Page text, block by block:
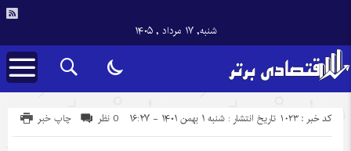
شنبه, ۱۷ مرداد , ۱۴۰۵
تاریخ انتشار : شنبه ۱ بهمن ۱۴۰۱ - ۱۶:۲۷ کد خبر : 1023 چاپ خبر 0 نظر